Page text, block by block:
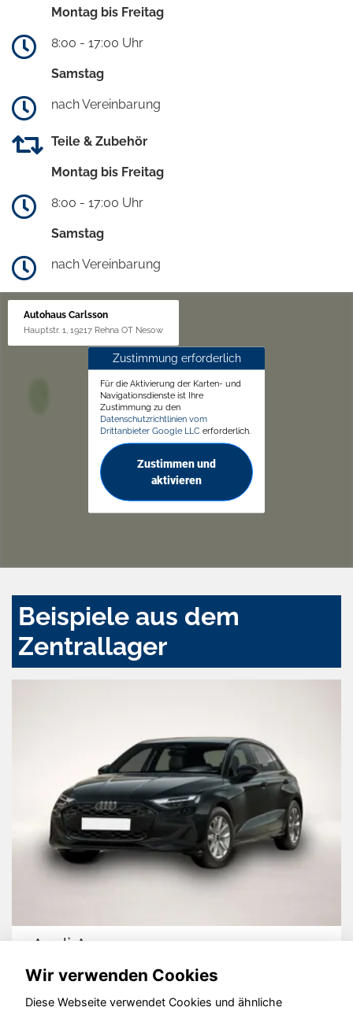
Montag bis Freitag
8:00 - 17:00 Uhr
Samstag
nach Vereinbarung
Teile & Zubehör
Montag bis Freitag
8:00 - 17:00 Uhr
Samstag
nach Vereinbarung
Autohaus Carlsson
Hauptstr. 1, 19217 Rehna OT Nesow
Zustimmung erforderlich
Für die Aktivierung der Karten- und
Navigationsdienste ist Ihre
Zustimmung zu den
Datenschutzrichtlinien vom
Drittanbieter Google LLC erforderlich.
Zustimmen und
aktivieren
Beispiele aus dem
Zentrallager
Audi A3
Wir verwenden Cookies
Diese Webseite verwendet Cookies und ähnliche